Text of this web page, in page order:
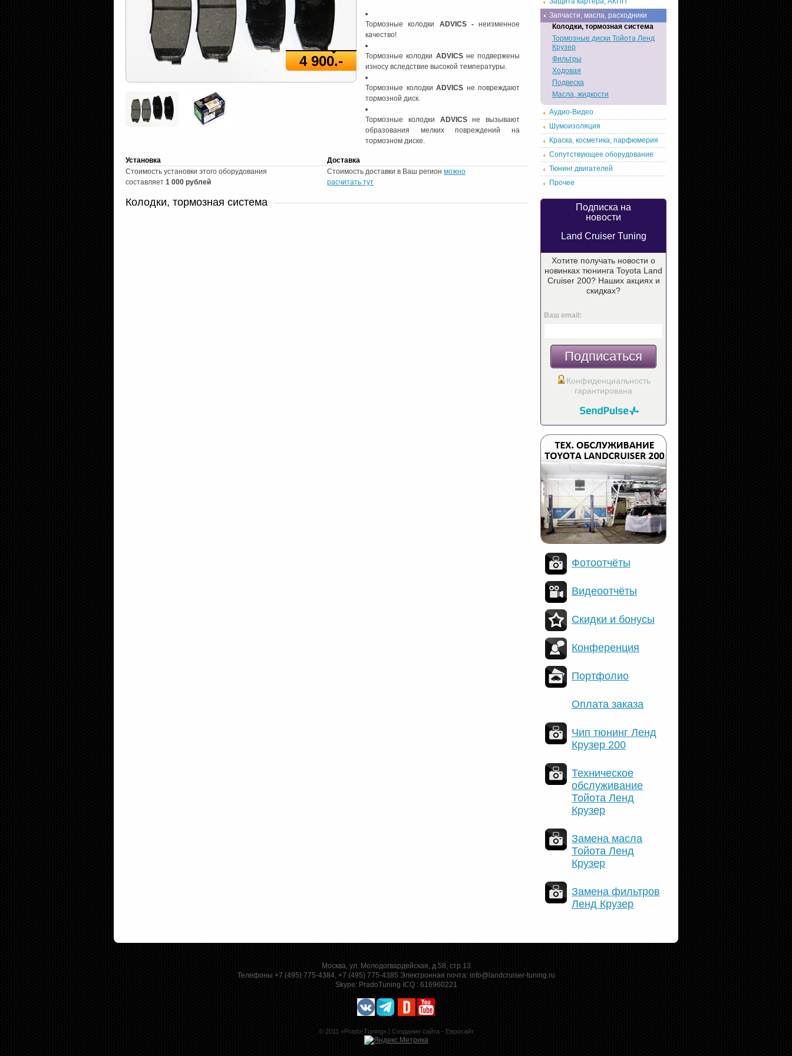
4 900.-
Тормозные колодки ADVICS - неизменное
качество!
Тормозные колодки ADVICSне подвержены
износу вследствие высокой температуры.
Тормозные колодки ADVICS не повреждают
тормозной диск.
Тормозные колодки ADVICSне вызывают
образования мелких повреждений на
тормозном диске.
Установка
Доставка
Стоимость установки этого оборудования
составляет 1 000 рублей
Стоимость доставки в Ваш регион можно
расчитать тут
Колодки, тормозная система
Запчасти, масла, расходники
Колодки, тормозная система
Тормозные диски Тойота Ленд
Крузер
Фильтры
Ходовая
Подвеска
Масла, жидкости
Аудио-Видео
Шумоизоляция
Краска, косметика, парфюмерия
Сопутствующее оборудование
Тюнинг двигателей
Прочее
Подписка на
новости
Land Cruiser Tuning
Хотите получать новости о
новинках тюнинга Toyota Land
Cruiser 200? Наших акциях и
скидках?
Ваш email:
Подписаться
Конфиденциальность
гарантирована
Фотоотчёты
Видеоотчёты
Скидки и бонусы
Конференция
Портфолио
Оплата заказа
Чип тюнинг Ленд
Крузер 200
Техническое
обслуживание
Тойота Ленд
Крузер
Замена масла
Тойота Ленд
Крузер
Замена фильтров
Ленд Крузер
Москва, ул. Молодогвардейская, д.58, стр.13
Телефоны +7 (495) 775-4384, +7 (495) 775-4385 Электронная почта: info@landcruiser-tuning.ru
Skype: PradoTuning ICQ : 616960221
© 2011 «Prado-Tuning» | Создание сайта - Евросайт